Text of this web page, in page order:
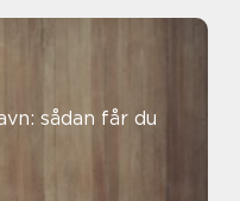
sådan får du